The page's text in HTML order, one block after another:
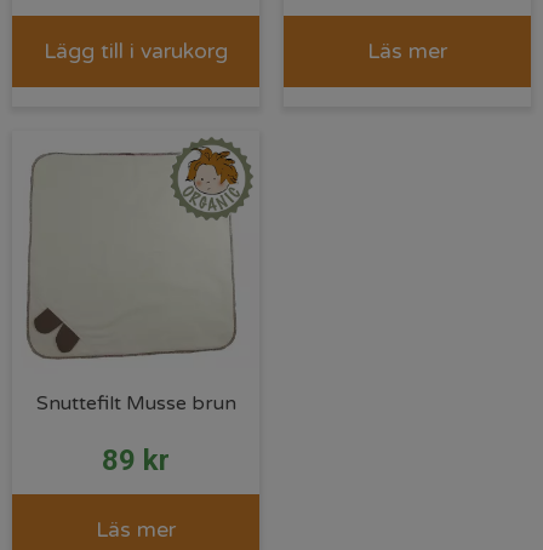
Lägg till i varukorg Läs mer
Snuttefilt Musse brun
89 kr
Läs mer